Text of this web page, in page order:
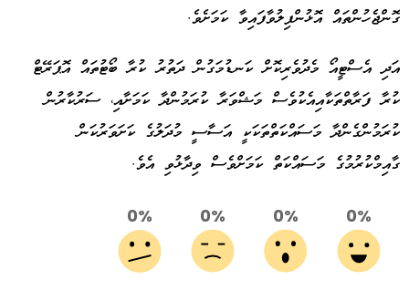
ގޮންޖެހުންތައް އޮޅުންފިލުވާފައިވާ ކަމަށެވެ.
އަދި އެސްޓީއޯ މެދުވެރިކޮށް ކަނޑުމަގުން ދަތުރު ކުރާ ބޯޓުތައް އޮޕަރޭޓް
ކުރާ ފަރާތްތަކާއިއެކުވެސް މަޝްވަރާ ކުރަމުންދާ ކަމަށާއި، ސަރުކާރުން
ކުރަމުންގެންދާ މަސައްކަތްތަކަކީ އަސާސީ މުދަލުގެ ކަށަވަރުކަން
ގާއިމްކުރުމުގެ މަސައްކަތް ކަމަށްވެސް ވިދާޅުވި އެވެ.
0%
0%
0%
0%